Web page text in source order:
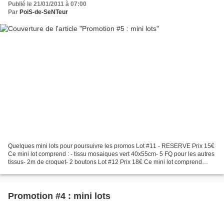
Publié le 21/01/2011 à 07:00
Par PoiS-de-SeNTeur
Quelques mini lots pour poursuivre les promos Lot #11 - RESERVE Prix 15€
Ce mini lot comprend : - tissu mosaiques vert 40x55cm- 5 FQ pour les autres
tissus- 2m de croquet- 2 boutons Lot #12 Prix 18€ Ce mini lot comprend
Promotion #4 : mini lots